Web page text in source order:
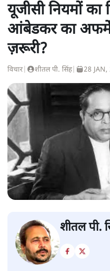
यूजीसी नियमों का
आंबेडकर का
ज़रूरी?
विचार शीतल पी. सिंह| 28 JAN,
शीतल पी.